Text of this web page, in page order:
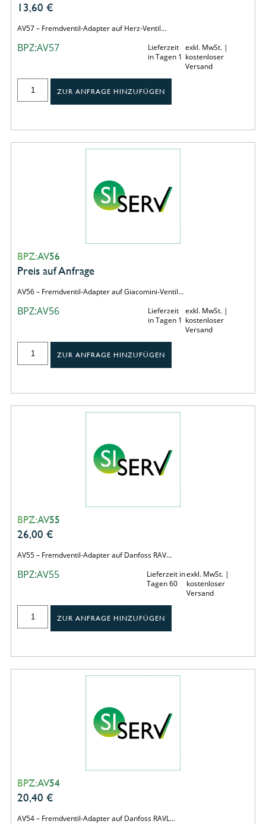
13,60 €
AV57 – Fremdventil-Adapter auf Herz-Ventil…
BPZ:AV57
Lieferzeit
in Tagen 1
exkl. MwSt. |
kostenloser
Versand
ZUR ANFRAGE HINZUFÜGEN
BPZ:AV56
Preis auf Anfrage
AV56 – Fremdventil-Adapter auf Giacomini-Ventil…
BPZ:AV56
Lieferzeit
in Tagen 1
exkl. MwSt. |
kostenloser
Versand
ZUR ANFRAGE HINZUFÜGEN
BPZ:AV55
26,00 €
AV55 – Fremdventil-Adapter auf Danfoss RAV…
BPZ:AV55
Lieferzeit in
Tagen 60
exkl. MwSt. |
kostenloser
Versand
ZUR ANFRAGE HINZUFÜGEN
BPZ:AV54
20,40 €
AV54 – Fremdventil-Adapter auf Danfoss RAVL…